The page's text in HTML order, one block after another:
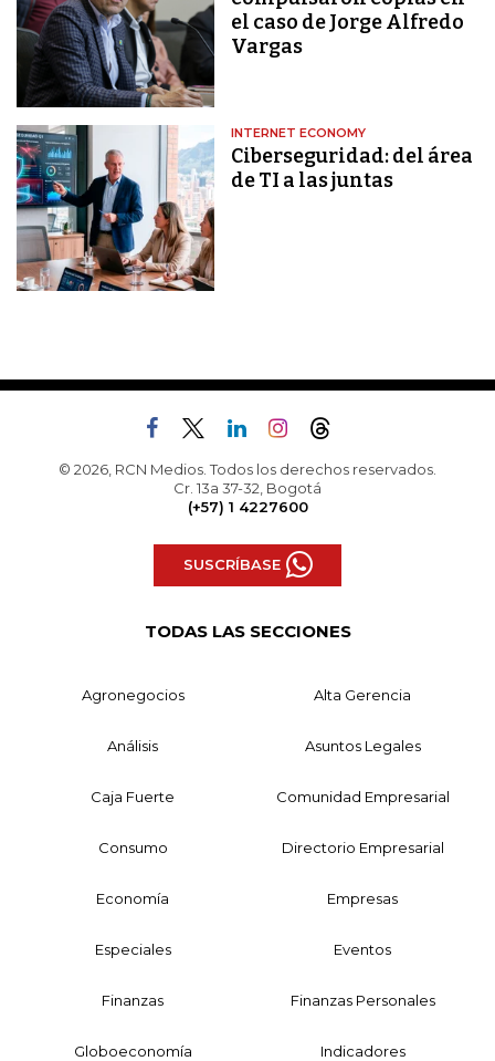
el caso de Jorge Alfredo
Vargas
INTERNET ECONOMY
Ciberseguridad: del área
de TI a las juntas
© 2026, RCN Medios. Todos los derechos reservados.
Cr. 13a 37-32, Bogotá
(+57) 1 4227600
SUSCRÍBASE
TODAS LAS SECCIONES
Agronegocios Alta Gerencia
Análisis Asuntos Legales
Caja Fuerte Comunidad Empresarial
Consumo Directorio Empresarial
Economía Empresas
Especiales Eventos
Finanzas Finanzas Personales
Globoeconomía Indicadores